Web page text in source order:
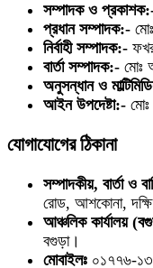
সম্পাদক ও
প্রধান সম্পাদক:-
নির্বাহী সম্পাদক:-
বার্তা সম্পাদক:- মোঃ
অনুসন্ধান ও
আইন উপদেষ্টা:-
যোগাযোগের ঠিকানা
সম্পাদকীয়, বার্তা ও
রোড, আশকোনা,
আঞ্চলিক কার্যালয়
বগুড়া।
মোবাইলঃ ০১৭৭৬-